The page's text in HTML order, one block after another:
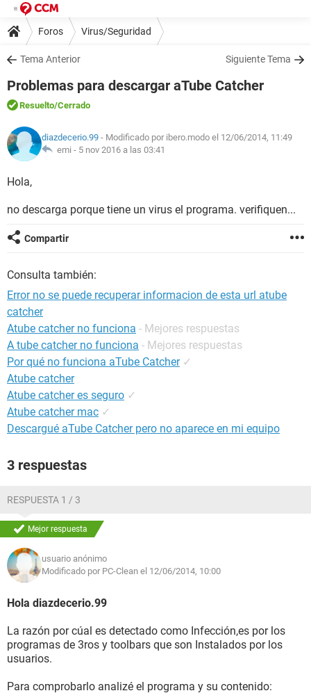
Foros Virus/Seguridad
Tema Anterior Siguiente Tema
Problemas para descargar aTube Catcher
Resuelto/Cerrado
diazdecerio.99 - Modificado por ibero.modo el 12/06/2014, 11:49
emi - 5 nov 2016 a las 03:41
Hola,
no descarga porque tiene un virus el programa. verifiquen...
Compartir
Consulta también:
Error no se puede recuperar informacion de esta url atube
catcher
Atube catcher no funciona - Mejores respuestas
A tube catcher no funciona - Mejores respuestas
Por qué no funciona aTube Catcher ✓
Atube catcher
Atube catcher es seguro ✓
Atube catcher mac ✓
Descargué aTube Catcher pero no aparece en mi equipo
3 respuestas
RESPUESTA 1 / 3
Mejor respuesta
usuario anónimo
Modificado por PC-Clean el 12/06/2014, 10:00
Hola diazdecerio.99
La razón por cúal es detectado como Infección,es por los
programas de 3ros y toolbars que son Instalados por los
usuarios.
Para comprobarlo analizé el programa y su contenido: